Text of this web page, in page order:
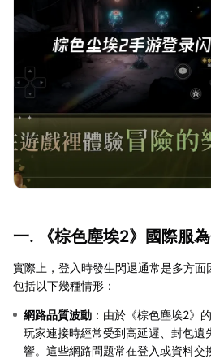
一. 《棕色塵埃2》國際服
實際上，登入時發生閃退通常是多方
包括以下幾種情形：
網路品質波動 ：由於《棕色塵埃2》
玩家連接時經常受到高延遲、封包遺
響。這些網路問題常在登入或資料交